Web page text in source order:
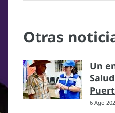
Otras
Un
6 Ago